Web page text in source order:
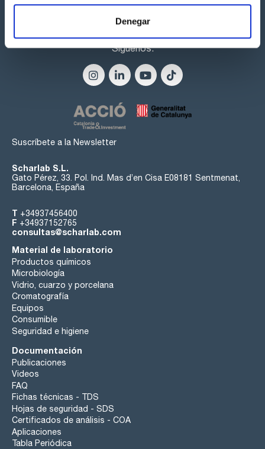
Denegar
Síguenos:
Suscríbete a la Newsletter
Scharlab S.L.
Gato Pérez, 33. Pol. Ind. Mas d’en Cisa E08181 Sentmenat,
Barcelona, España
T +34937456400
F +34937152765
consultas@scharlab.com
Material de laboratorio
Productos químicos
Microbiología
Vidrio, cuarzo y porcelana
Cromatografía
Equipos
Consumible
Seguridad e higiene
Documentación
Publicaciones
Videos
FAQ
Fichas técnicas - TDS
Hojas de seguridad - SDS
Certificados de análisis - COA
Aplicaciones
Tabla Periódica